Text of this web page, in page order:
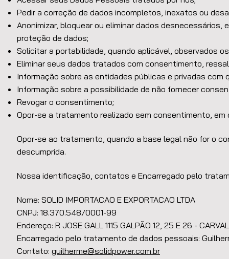
Pedir a correção de dados incompletos, inexatos ou
Anonimizar, bloquear ou eliminar dados
proteção de dados;
Solicitar a portabilidade, quando aplicável, observados
Eliminar seus dados tratados com consentimento,
Informação sobre as entidades públicas e privadas com
Informação sobre a possibilidade de não fornecer
Revogar o consentimento;
Opor-se a tratamento realizado sem consentimento,
Opor-se ao tratamento, quando a base legal não for o
descumprida.
Nossa identificação, contatos e Encarregado pelo
Nome: SOLID IMPORTACAO E EXPORTACAO LTDA
CNPJ: 18.370.548/0001-99
Endereço: R JOSE GALL 1115 GALPÃO 12, 25 E 26 -
Encarregado pelo tratamento de dados pessoais:
Contato: guilherme@solidpower.com.br